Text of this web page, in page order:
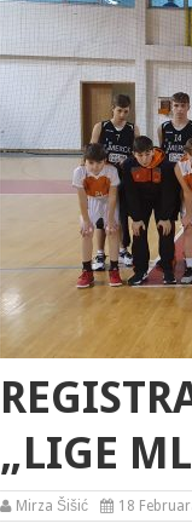
„LIGE
Mirza Šišić 18